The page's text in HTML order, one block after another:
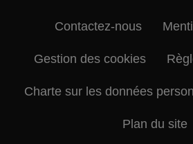
Contactez-nous
Gestion des cookies
Charte sur les données
Plan du site